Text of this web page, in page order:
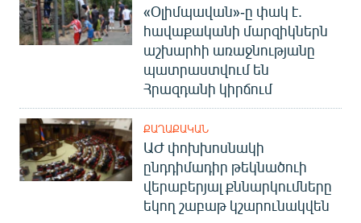
«Օլիմպավան»-ը փակ է.
հավաքականի մարզիկներն
աշխարհի առաջնությանը
պատրաստվում են
Հրազդանի կիրճում
ՔԱՂԱՔԱԿԱՆ
ԱԺ փոխխոսնակի
ընդդիմադիր թեկնածուի
վերաբերյալ քննարկումները
եկող շաբաթ կշարունակվեն